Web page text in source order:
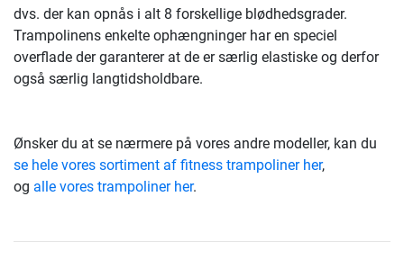
dvs. der kan opnås i alt 8 forskellige blødhedsgrader.
Trampolinens enkelte ophængninger har en speciel
overflade der garanterer at de er særlig elastiske og derfor
også særlig langtidsholdbare.
Ønsker du at se nærmere på vores andre modeller, kan du
se hele vores sortiment af fitness trampoliner her,
og alle vores trampoliner her.